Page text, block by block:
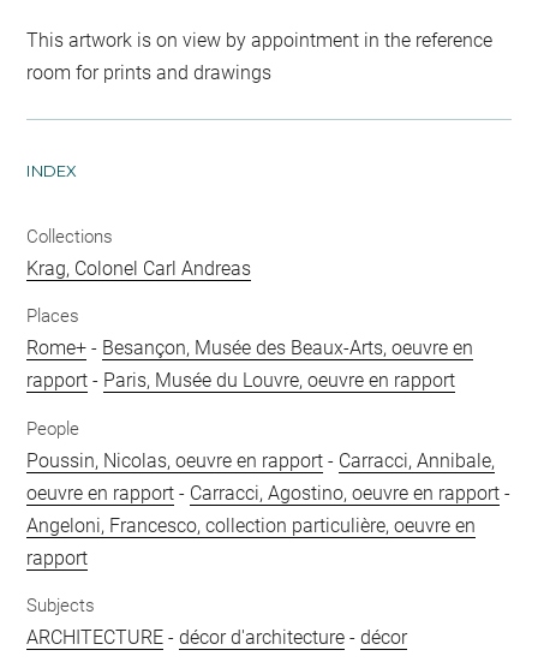
This artwork is on view by appointment in the reference
room for prints and drawings
INDEX
Collections
Krag, Colonel Carl Andreas
Places
Rome+ - Besançon, Musée des Beaux-Arts, oeuvre en
rapport - Paris, Musée du Louvre, oeuvre en rapport
People
Poussin, Nicolas, oeuvre en rapport - Carracci, Annibale,
oeuvre en rapport - Carracci, Agostino, oeuvre en rapport -
Angeloni, Francesco, collection particulière, oeuvre en
rapport
Subjects
ARCHITECTURE -décor d'architecture -décor